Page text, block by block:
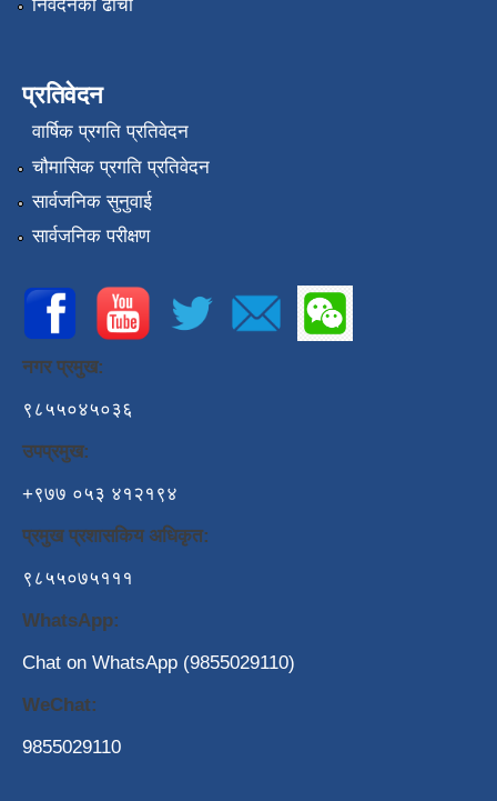
निवेदनको ढाँचा
प्रतिवेदन
वार्षिक प्रगति प्रतिवेदन
चौमासिक प्रगति प्रतिवेदन
सार्वजनिक सुनुवाई
सार्वजनिक परीक्षण
नगर प्रमुख:
९८५५०४५०३६
उपप्रमुख:
+९७७ ०५३ ४१२१९४
प्रमुख प्रशासकिय अधिकृत:
९८५५०७५१११
WhatsApp:
Chat on WhatsApp (9855029110)
WeChat:
9855029110